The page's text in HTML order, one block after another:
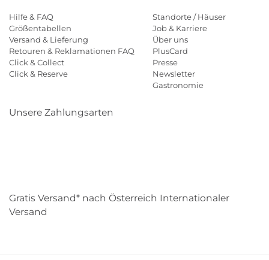
Hilfe & FAQ
Größentabellen
Versand & Lieferung
Retouren & Reklamationen FAQ
Click & Collect
Click & Reserve
Standorte / Häuser
Job & Karriere
Über uns
PlusCard
Presse
Newsletter
Gastronomie
Unsere Zahlungsarten
Gratis Versand* nach Österreich Internationaler
Versand